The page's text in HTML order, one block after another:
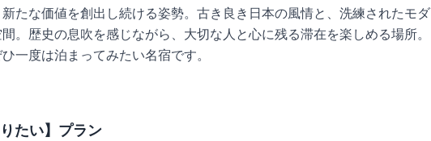
たな価値を創出し続ける姿勢。古き良き日本の風情と、洗練されたモダ
。歴史の息吹を感じながら、大切な人と心に残る滞在を楽しめる場所。
一度は泊まってみたい名宿です。
たい】プラン